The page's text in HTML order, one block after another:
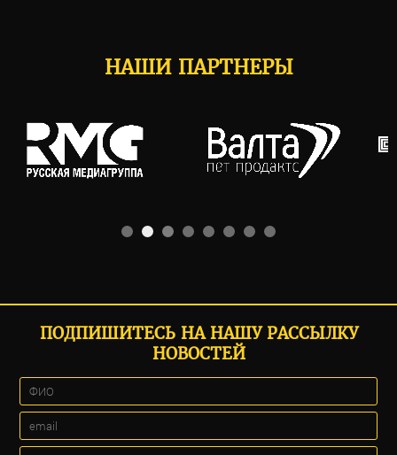
НАШИ ПАРТНЕРЫ
ПОДПИШИТЕСЬ НА НАШУ РАССЫЛКУ
НОВОСТЕЙ